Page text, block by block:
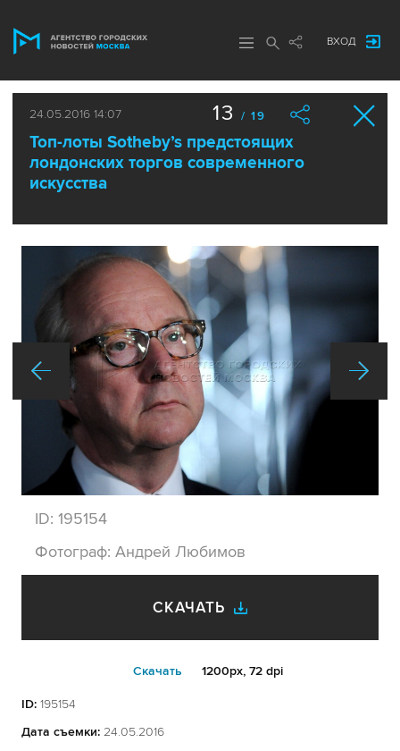
ВХОД
24.05.2016 14:07
Топ-лоты Sotheby’s предстоящих
лондонских торгов современного
искусства
13 / 19
ID: 195154
Фотограф: Андрей Любимов
СКАЧАТЬ
Cкачать 1200px, 72 dpi
ID: 195154
Дата съемки: 24.05.2016